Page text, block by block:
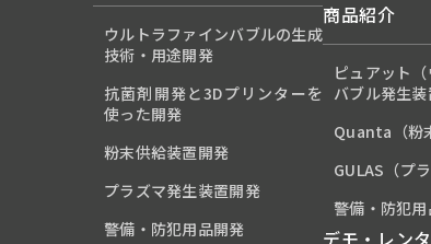
ウルトラファインバブルの生成
技術・用途開発
抗菌剤開発と3Dプリンターを
使った開発
粉末供給装置開発
プラズマ発生装置開発
警備・防犯用品開発
商品紹介
ピュアット
バブル発生装
Quanta（粉
GULAS（プ
警備・防犯